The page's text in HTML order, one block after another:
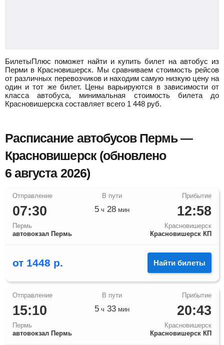
БилетыПлюс поможет найти и купить билет на автобус из
Перми в Красновишерск. Мы сравниваем стоимость рейсов
от различных перевозчиков и находим самую низкую цену на
один и тот же билет. Цены варьируются в зависимости от
класса автобуса, минимальная стоимость билета до
Красновишерска составляет всего 1 448 руб.
Расписание автобусов Пермь —
Красновишерск (обновлено
6 августа 2026)
07:30
Пермь
автовокзал Пермь
12:58
Красновишерск
Красновишерск КП
5 ч 28 мин
от 1448 р. Найти билеты
15:10
Пермь
автовокзал Пермь
20:43
Красновишерск
Красновишерск КП
5 ч 33 мин